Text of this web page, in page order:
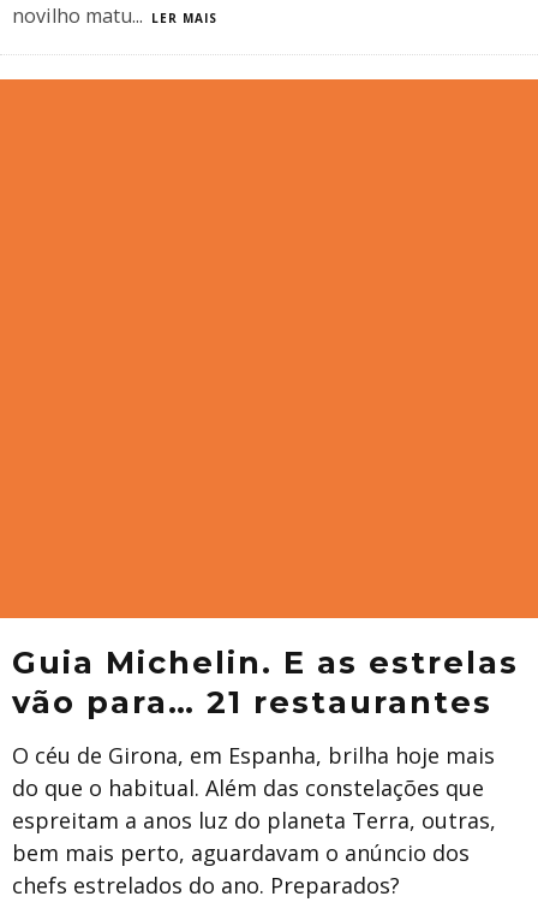
novilho matu... LER MAIS
Guia Michelin. E as estrelas
vão para… 21 restaurantes
O céu de Girona, em Espanha, brilha hoje mais
do que o habitual. Além das constelações que
espreitam a anos luz do planeta Terra, outras,
bem mais perto, aguardavam o anúncio dos
chefs estrelados do ano. Preparados?